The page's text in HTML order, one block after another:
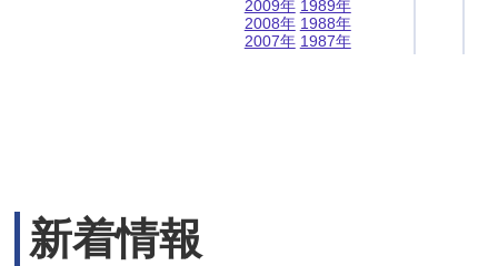
2009年
2008年
2007年
1989年
1988年
1987年
新着情報